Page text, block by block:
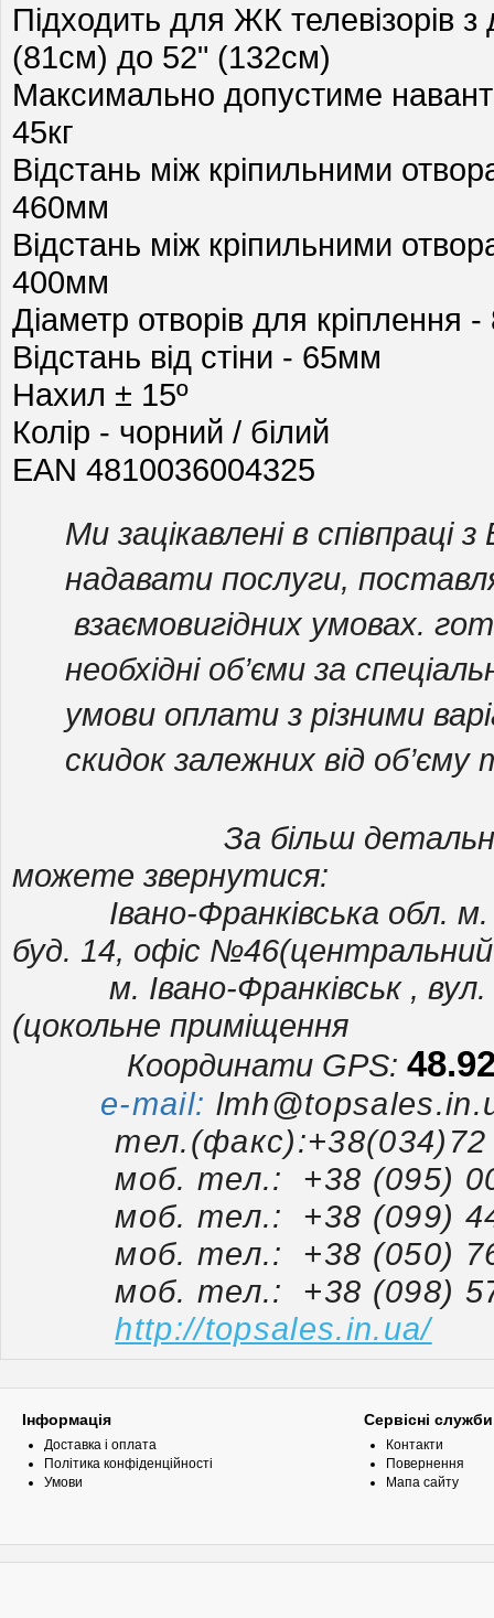
Підходить для ЖК телевізорів з
(81см) до 52" (132см)
Максимально допустиме
45кг
Відстань між кріпильними
460мм
Відстань між кріпильними
400мм
Діаметр отворів для кріплення
Відстань від стіни - 65мм
Нахил ± 15º
Колір - чорний / білий
EAN 4810036004325
Ми зацікавлені в співпраці
надавати послуги,
взаємовигідних умовах.
необхідні об’єми за
умови оплати з різними
скидок залежних від об’єму
За більш детальною
можете звернутися:
Івано-Франківська обл. м.
буд. 14, офіс
м. Івано-Франківськ , вул.
(цокольне приміщення
Координати GPS:
e-mail:
тел.(факс):+38(034)72
моб. тел.: +38 (095) 00
моб. тел.: +38 (099) 44
моб. тел.: +38 (050) 76
моб. тел.: +38 (098) 57
http://topsales.in.ua/
Інформація
Доставка і оплата
Політика конфіденційності
Умови
Сервісні служби
Контакти
Повернення
Мапа сайту